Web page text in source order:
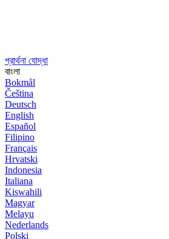
প্রার্থনা যোদ্ধা
বাংলা
Bokmål
Čeština
Deutsch
English
Español
Filipino
Français
Hrvatski
Indonesia
Italiana
Kiswahili
Magyar
Melayu
Nederlands
Polski